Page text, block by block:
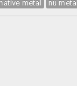
metal nu metal